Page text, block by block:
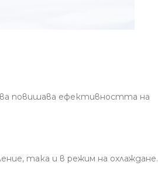
повишава ефективността на
така и в режим на охлаждане.